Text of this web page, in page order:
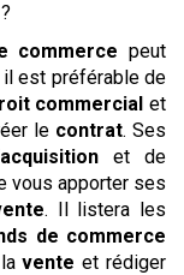
?
commerce peut
il est préférable de
commercial et
le contrat. Ses
acquisitionet de
vous apporter ses
. Il listera les
de commerce
lavente et rédiger